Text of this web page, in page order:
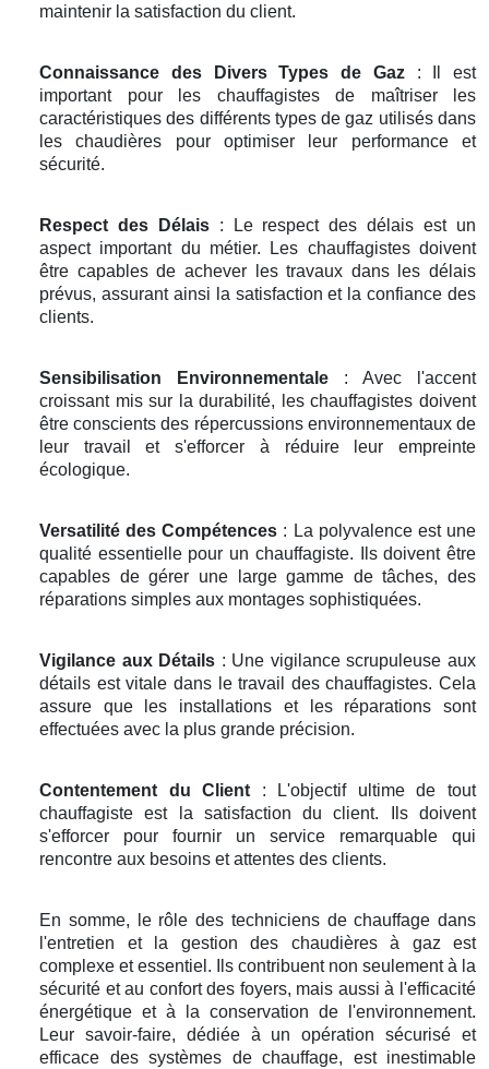
maintenir la satisfaction du client.
Connaissance des Divers Types de Gaz: Il est
important pour les chauffagistes de maîtriser les
caractéristiques des différents types de gaz utilisés dans
les chaudières pour optimiser leur performance et
sécurité.
Respect des Délais: Le respect des délais est un
aspect important du métier. Les chauffagistes doivent
être capables de achever les travaux dans les délais
prévus, assurant ainsi la satisfaction et la confiance des
clients.
Sensibilisation Environnementale : Avec l'accent
croissant mis sur la durabilité, les chauffagistes doivent
être conscients des répercussions environnementaux de
leur travail et s'efforcer à réduire leur empreinte
écologique.
Versatilité des Compétences : La polyvalence est une
qualité essentielle pour un chauffagiste. Ils doivent être
capables de gérer une large gamme de tâches, des
réparations simples aux montages sophistiquées.
Vigilance aux Détails : Une vigilance scrupuleuse aux
détails est vitale dans le travail des chauffagistes. Cela
assure que les installations et les réparations sont
effectuées avec la plus grande précision.
Contentement du Client: L'objectif ultime de tout
chauffagiste est la satisfaction du client. Ils doivent
s'efforcer pour fournir un service remarquable qui
rencontre aux besoins et attentes des clients.
En somme, le rôle des techniciens de chauffage dans
l'entretien et la gestion des chaudières à gaz est
complexe et essentiel. Ils contribuent non seulement à la
sécurité et au confort des foyers, mais aussi à l'efficacité
énergétique et à la conservation de l'environnement.
Leur savoir-faire, dédiée à un opération sécurisé et
efficace des systèmes de chauffage, est inestimable